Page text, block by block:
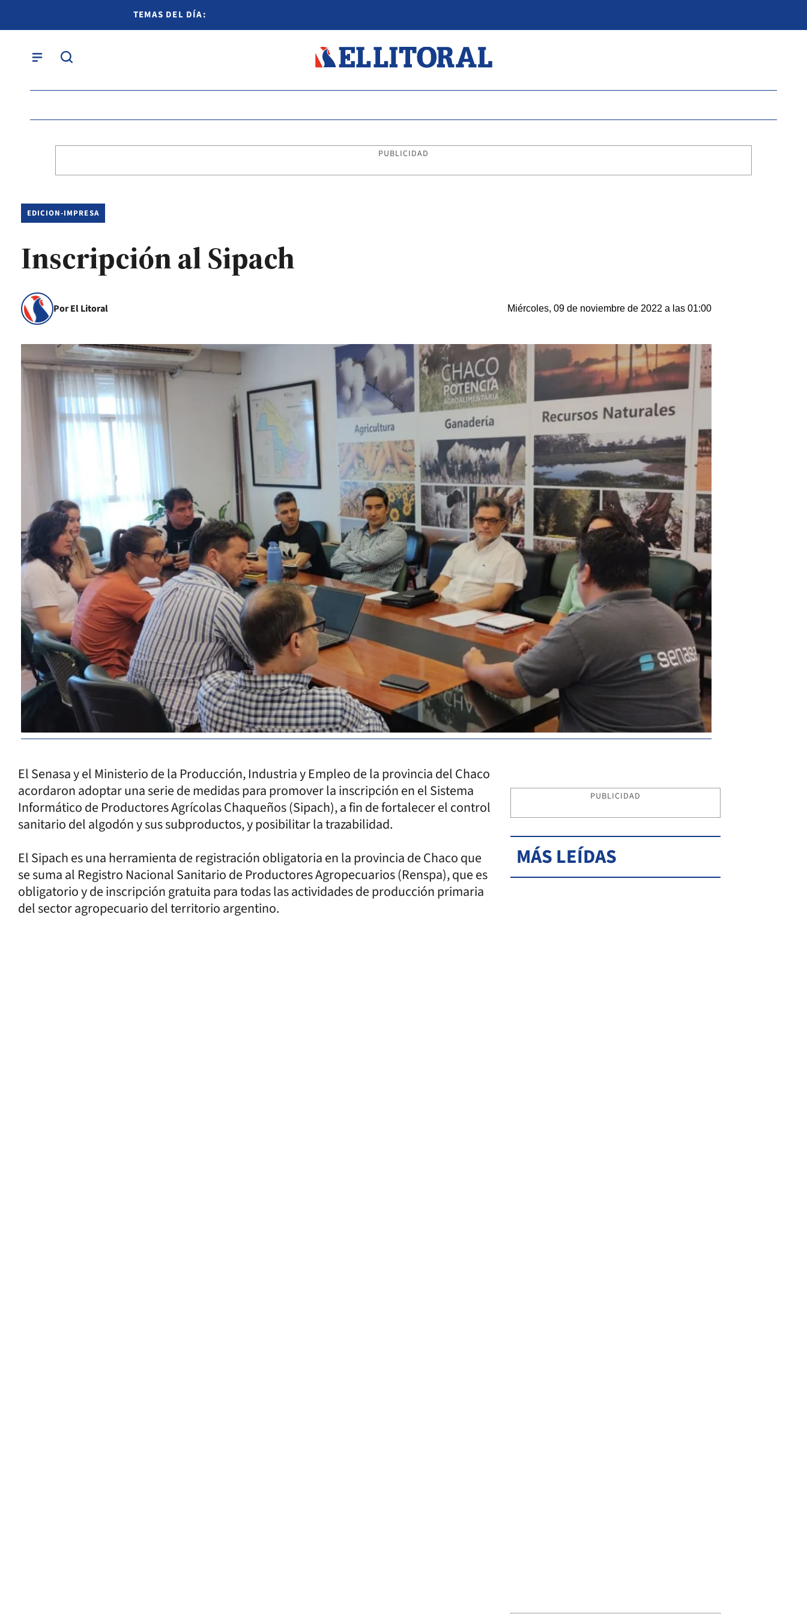
TEMAS DEL DÍA:
PUBLICIDAD
EDICION-IMPRESA
Inscripción al Sipach
Por El Litoral Miércoles, 09 de noviembre de 2022 a las 01:00
El Senasa y el Ministerio de la Producción, Industria y Empleo de la provincia del Chaco
acordaron adoptar una serie de medidas para promover la inscripción en el Sistema
Informático de Productores Agrícolas Chaqueños (Sipach), a fin de fortalecer el control
sanitario del algodón y sus subproductos, y posibilitar la trazabilidad.
El Sipach es una herramienta de registración obligatoria en la provincia de Chaco que
se suma al Registro Nacional Sanitario de Productores Agropecuarios (Renspa), que es
obligatorio y de inscripción gratuita para todas las actividades de producción primaria
del sector agropecuario del territorio argentino.
PUBLICIDAD
MÁS LEÍDAS